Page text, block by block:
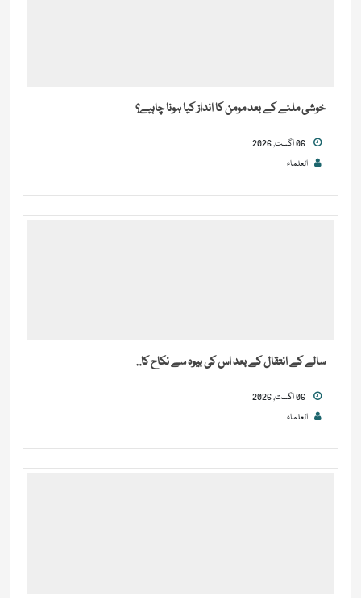
خوشی ملنے کے بعد مومن کا انداز کیا ہونا چاہیے؟
العلماء
سالے کے انتقال کے بعد اس کی بیوہ سے نکاح کا...
العلماء